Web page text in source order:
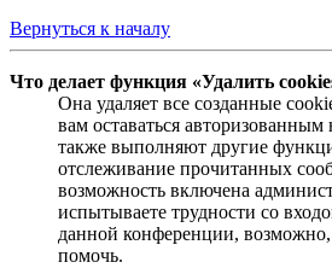
Вернуться к началу
Что делает функция «Удалить
Она удаляет все созданные
вам оставаться
также выполняют другие
отслеживание прочитанных
возможность включена
испытываете трудности со
данной конференции,
помочь.